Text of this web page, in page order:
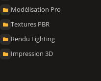
Modélisation Pro
Textures PBR
Rendu Lighting
Impression 3D